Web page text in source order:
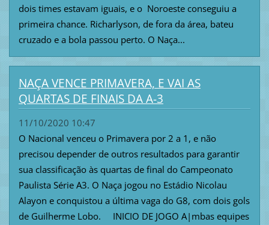
dois times estavam iguais, e o Noroeste conseguiu a
primeira chance. Richarlyson, de fora da área, bateu
cruzado e a bola passou perto. O Naça...
NAÇA VENCE PRIMAVERA, E VAI AS
QUARTAS DE FINAIS DA A-3
11/10/2020 10:47
O Nacional venceu o Primavera por 2 a 1, e não
precisou depender de outros resultados para garantir
sua classificação às quartas de final do Campeonato
Paulista Série A3. O Naça jogou no Estádio Nicolau
Alayon e conquistou a última vaga do G8, com dois gols
de Guilherme Lobo. INICIO DE JOGO A|mbas equipes